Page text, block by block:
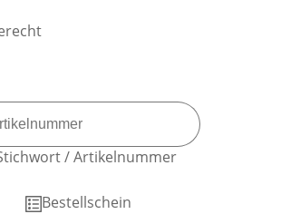
/ Artikelnummer
Bestellschein